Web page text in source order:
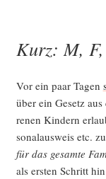
Kurz: M,
Vor ein paar Tagen
über ein Gesetz
re­nen Kin­dern
so­nal­aus­weis etc.
für das gesam­te
als ers­ten Schritt